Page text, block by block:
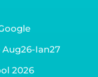
Ian27
2026